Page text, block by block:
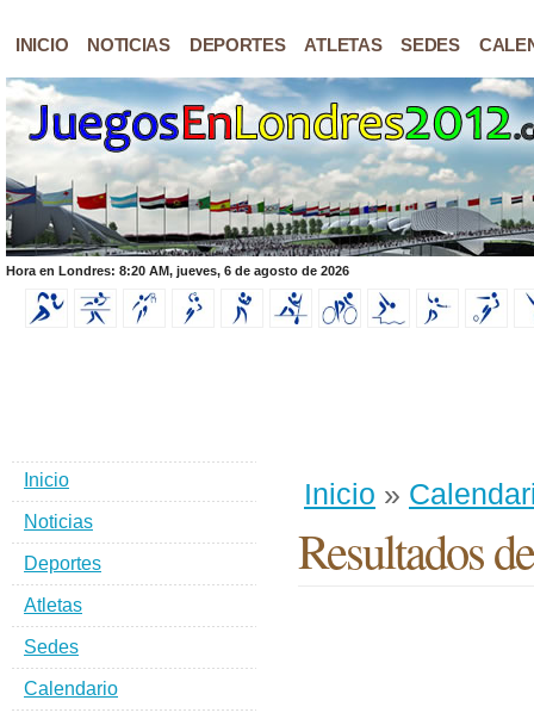
INICIO NOTICIAS DEPORTES ATLETAS SEDES
Hora en Londres: 8:20 AM, jueves, 6 de agosto de 2026
Inicio »
Resultados
Inicio
Noticias
Deportes
Atletas
Sedes
Calendario